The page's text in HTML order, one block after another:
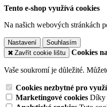
Tento e-shop využívá cookies
Na našich webových stránkách
Nastavení
Souhlasím
Zavřít cookie lištu
Cookies
Vaše soukromí je důležité.
Cookies nezbytné pro
Marketingové cookies Díky